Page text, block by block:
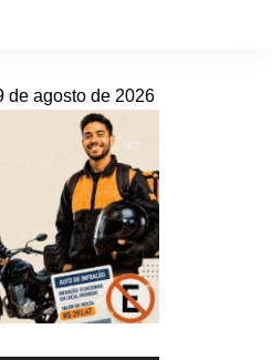
de agosto de 2026